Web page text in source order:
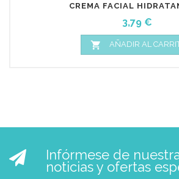
CREMA FACIAL
Precio
3,79 €
 AÑADIR AL
Infórmese de
noticias y ofertas